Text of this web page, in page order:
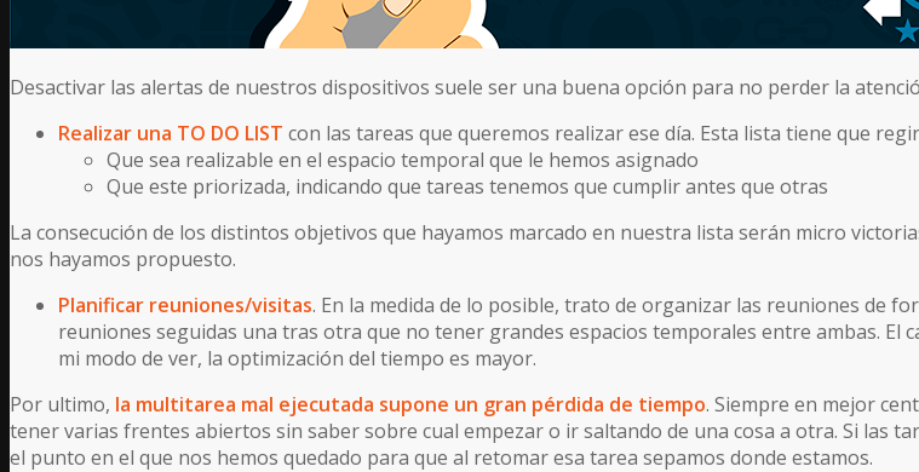
Desactivar las alertas de nuestros dispositivos suele ser una buena opción para no perder la
Realizar una TO DO LIST con las tareas que queremos realizar ese día. Esta lista tiene que
Que sea realizable en el espacio temporal que le hemos asignado
Que este priorizada, indicando que tareas tenemos que cumplir antes que otras
La consecución de los distintos objetivos que hayamos marcado en nuestra lista serán micro
nos hayamos propuesto.
Planificar reuniones/visitas. En la medida de lo posible, trato de organizar las reuniones de
reuniones seguidas una tras otra que no tener grandes espacios temporales entre ambas. El
mi modo de ver, la optimización del tiempo es mayor.
Por ultimo, la multitarea mal ejecutada supone un gran pérdida de tiempo. Siempre en mejor
tener varias frentes abiertos sin saber sobre cual empezar o ir saltando de una cosa a otra. Si las
el punto en el que nos hemos quedado para que al retomar esa tarea sepamos donde estamos.